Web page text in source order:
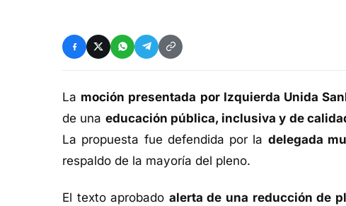
La moción presentada por Izquierda Unida
de una educación pública, inclusiva y de
La propuesta fue defendida por la delegada
respaldo de la mayoría del pleno.
El texto aprobado alerta de una reducción de